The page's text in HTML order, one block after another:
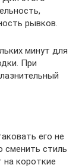
рывков.
минут для
При
его не
сменить стиль
на короткие